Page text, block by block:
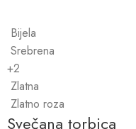
Bijela
Srebrena
+2
Zlatna
Zlatno roza
Svečana torbica